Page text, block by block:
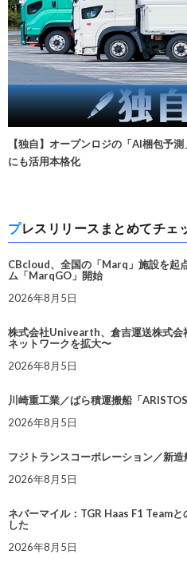
【独自】オープンロジの「AI梱包予
にも活用本格化
プレスリリースまとめてチェ
CBcloud、全国の「Marq」施設を起
ム「MarqGO」開始
2026年8月5日
株式会社Univearth、倉吉運送株式会
ネットワークを拡大〜
2026年8月5日
川崎重工業／ばら積運搬船「
2026年8月5日
フジトランスコーポレーション／新
2026年8月5日
ネバーマイル：TGR Haas F1 Team
した
2026年8月5日